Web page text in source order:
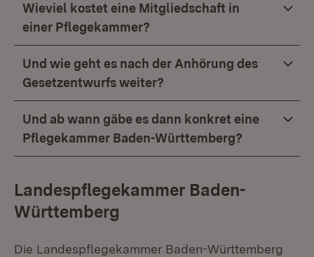
Wieviel kostet eine Mitgliedschaft in
einer Pflegekammer?
Und wie geht es nach der Anhörung des
Gesetzentwurfs weiter?
Und ab wann gäbe es dann konkret eine
Pflegekammer Baden-Württemberg?
Landespflegekammer Baden-
Württemberg
Die Landespflegekammer Baden-Württemberg